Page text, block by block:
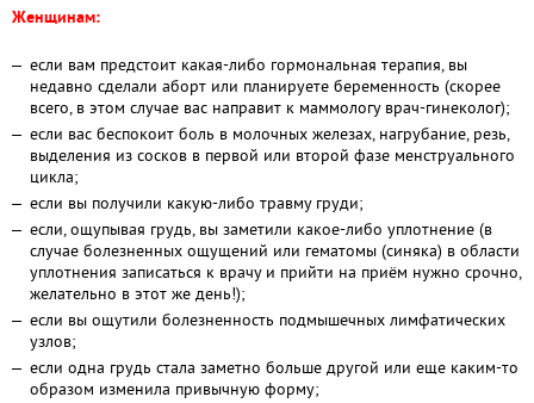
Женщинам:
если вам предстоит какая-либо гормональная терапия, вы
недавно сделали аборт или планируете беременность (скорее
всего, в этом случае вас направит к маммологу врач-гинеколог);
если вас беспокоит боль в молочных железах, нагрубание, резь,
выделения из сосков в первой или второй фазе менструального
цикла;
если вы получили какую-либо травму груди;
если, ощупывая грудь, вы заметили какое-либо уплотнение (в
случае болезненных ощущений или гематомы (синяка) в области
уплотнения записаться к врачу и прийти на приём нужно срочно,
желательно в этот же день!);
если вы ощутили болезненность подмышечных лимфатических
узлов;
если одна грудь стала заметно больше другой или еще каким-то
образом изменила привычную форму;